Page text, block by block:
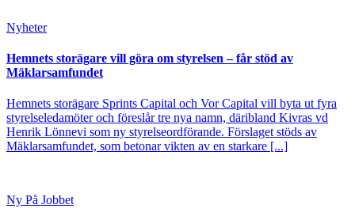
Nyheter
Hemnets storägare vill göra om styrelsen – får stöd av
Mäklarsamfundet
Hemnets storägare Sprints Capital och Vor Capital vill byta ut fyra
styrelseledamöter och föreslår tre nya namn, däribland Kivras vd
Henrik Lönnevi som ny styrelseordförande. Förslaget stöds av
Mäklarsamfundet, som betonar vikten av en starkare [...]
Ny På Jobbet